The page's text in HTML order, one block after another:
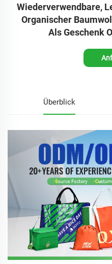
Wiederverwendbare,
Organischer
Als Geschenk
Überblick